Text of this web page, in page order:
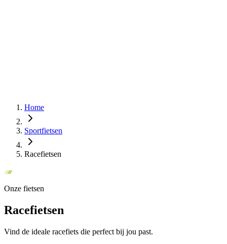
Home
Sportfietsen
Racefietsen
Onze fietsen
Racefietsen
Vind de ideale racefiets die perfect bij jou past.